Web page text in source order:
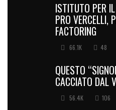
ISTITUTO PER
PRO VERCELLI,
FACTORING
66.1K 48
QUESTO
CACCIATO DAL
56.4K 106